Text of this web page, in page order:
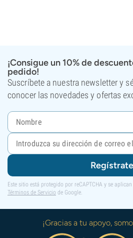
¡Consigue un 10% de
pedido!
Suscríbete a nuestra newsletter y
conocer las novedades y ofertas
Regístrate
Este sitio está protegido por reCAPTCHA y se
Términos de Servicio de Google.
¡Gracias a tu apoyo,